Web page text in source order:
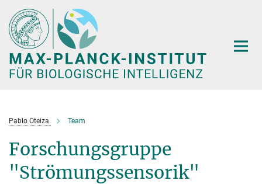
Hauptinhalt
Pablo Oteiza Team
Forschungsgruppe
"Strömungssensorik"